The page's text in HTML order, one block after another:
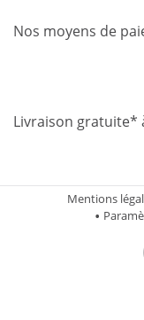
Nos moyens de
Livraison gratuite*
Mentions